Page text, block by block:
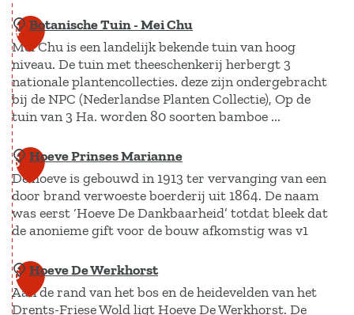
|
n
o
r
d
i
c
c
u
i
s
i
n
e
H
o
e
v
e
K
o
n
i
n
g
W
i
4 Botanische Tuin - Mei Chu
Mei Chu is een landelijk bekende tuin van hoog
niveau. De tuin met theeschenkerij herbergt 3
nationale plantencollecties. deze zijn ondergebracht
bij de NPC (Nederlandse Planten Collectie), Op de
tuin van 3 Ha. worden 80 soorten bamboe ...
B
o
t
a
n
i
s
5 Hoeve Prinses Marianne
De hoeve is gebouwd in 1913 ter vervanging van een
door brand verwoeste boerderij uit 1864. De naam
was eerst ‘Hoeve De Dankbaarheid’ totdat bleek dat
de anonieme gift voor de bouw afkomstig was v1
H
o
6 Hoeve De Werkhorst
Aan de rand van het bos en de heidevelden van het
Drents-Friese Wold ligt Hoeve De Werkhorst. De